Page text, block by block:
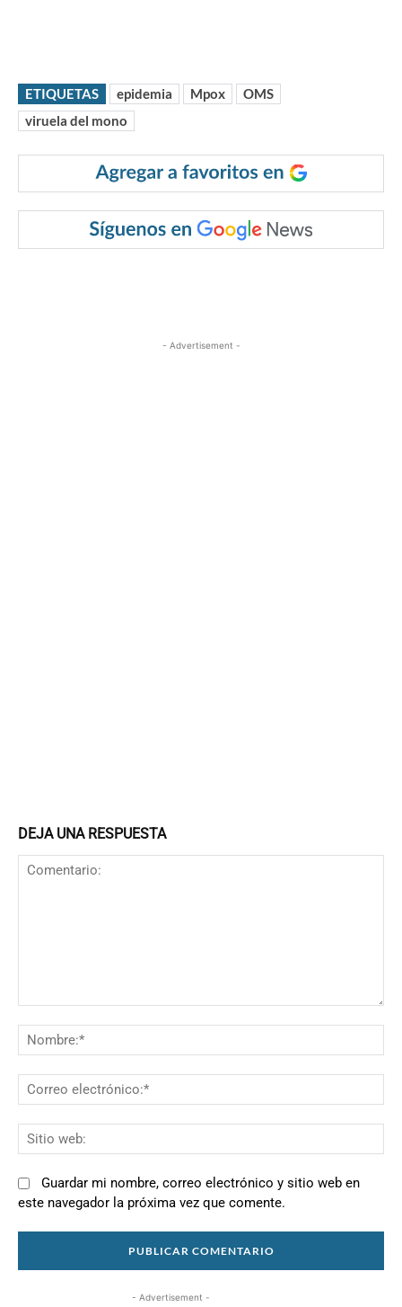
ETIQUETAS epidemia Mpox
OMS
viruela del mono
- Advertisement -
DEJA UNA RESPUESTA
Guardar mi nombre, correo electrónico y sitio web en
este navegador la próxima vez que comente.
- Advertisement -